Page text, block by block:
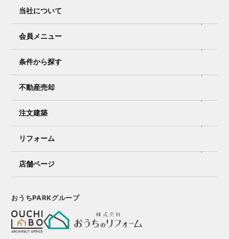
当社について
会員メニュー
条件から探す
不動産売却
注文建築
リフォーム
店舗ページ
おうちPARKグループ